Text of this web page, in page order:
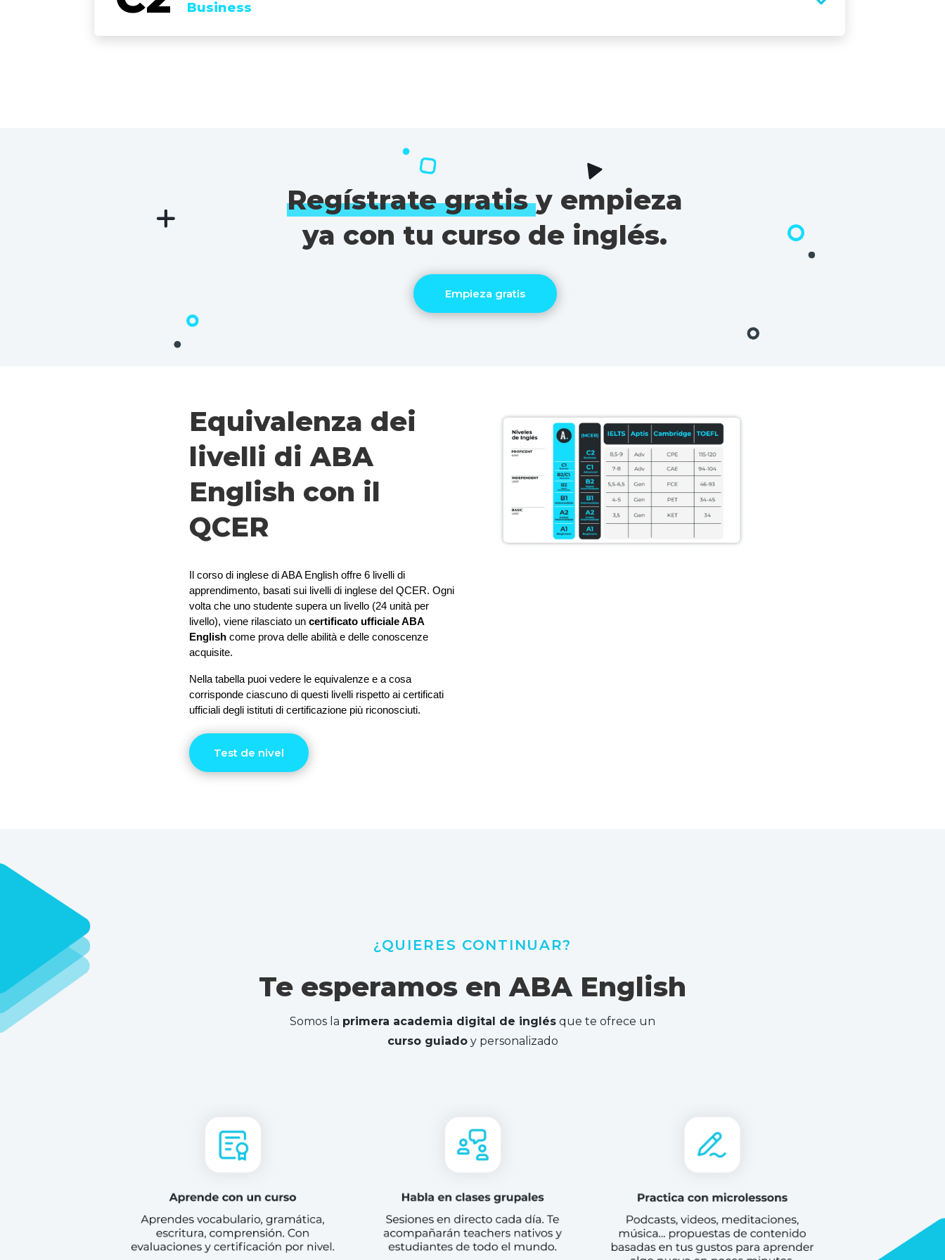
Business
Regístrate gratisy empieza
ya con tu curso de inglés.
Empieza gratis
Equivalenza dei
livelli di ABA
English con il
QCER
Il corso di inglese di ABA English offre 6 livelli di
apprendimento, basati sui livelli di inglese del QCER. Ogni
volta che uno studente supera un livello (24 unità per
livello), viene rilasciato un certificato ufficiale ABA
English come prova delle abilità e delle conoscenze
acquisite.
Nella tabella puoi vedere le equivalenze e a cosa
corrisponde ciascuno di questi livelli rispetto ai certificati
ufficiali degli istituti di certificazione più riconosciuti.
Test de nivel
¿QUIERES CONTINUAR?
Te esperamos en ABA English
Somos la primera academia digital de inglés que te ofrece un
curso guiadoy personalizado